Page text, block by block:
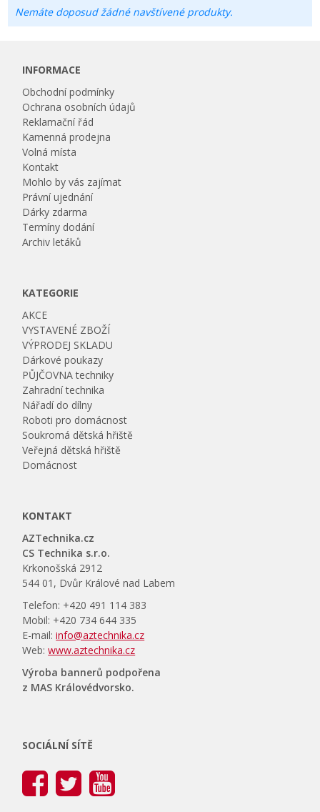
Nemáte doposud žádné navštívené produkty.
INFORMACE
Obchodní podmínky
Ochrana osobních údajů
Reklamační řád
Kamenná prodejna
Volná místa
Kontakt
Mohlo by vás zajímat
Právní ujednání
Dárky zdarma
Termíny dodání
Archiv letáků
KATEGORIE
AKCE
VYSTAVENÉ ZBOŽÍ
VÝPRODEJ SKLADU
Dárkové poukazy
PŮJČOVNA techniky
Zahradní technika
Nářadí do dílny
Roboti pro domácnost
Soukromá dětská hřiště
Veřejná dětská hřiště
Domácnost
KONTAKT
AZTechnika.cz
CS Technika s.r.o.
Krkonošská 2912
544 01, Dvůr Králové nad Labem
Telefon: +420 491 114 383
Mobil: +420 734 644 335
E-mail:info@aztechnika.cz
Web:www.aztechnika.cz
Výroba bannerů podpořena
z MAS Královédvorsko.
SOCIÁLNÍ SÍTĚ